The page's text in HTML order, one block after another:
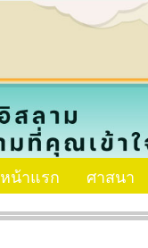
หน้าแรก ศาสนา